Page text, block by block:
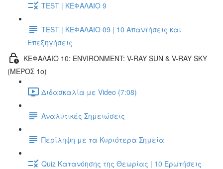
TEST | ΚΕΦΑΛΑΙΟ 9
TEST | ΚΕΦΑΛΑΙΟ 09 | 10 Απαντήσεις και
Επεξηγήσεις
ΚΕΦΑΛΑΙΟ 10: ENVIRONMENT: V-RAY SUN & V-RAY SKY
(ΜΕΡΟΣ 1ο)
Διδασκαλία με Video (7:08)
Αναλυτικές Σημειώσεις
Περίληψη με τα Κυριότερα Σημεία
Quiz Κατανόησης της Θεωρίας | 10 Ερωτήσεις